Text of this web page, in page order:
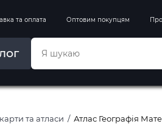
та оплата Оптовим покупцям
та атласи Атлас Географія